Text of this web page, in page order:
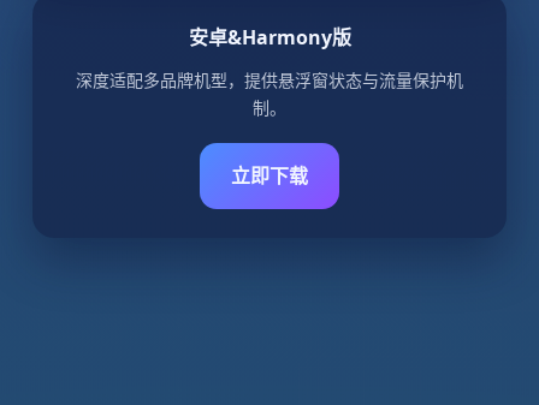
安卓&Harmony版
深度适配多品牌机型，提供悬浮窗状态与流量保护机
制。
立即下载